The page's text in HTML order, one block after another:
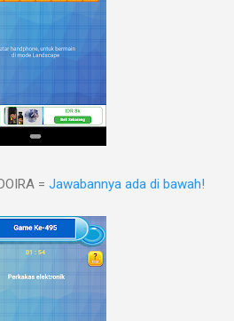
= Jawabannya ada di bawah!